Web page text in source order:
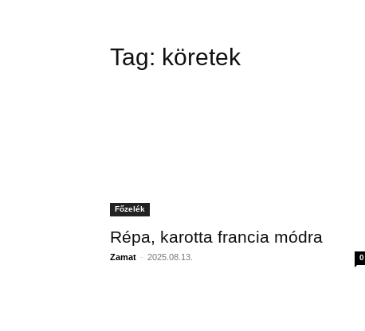
Tag: köretek
Főzelék
Répa, karotta francia módra
Zamat - 2025.08.13. 0